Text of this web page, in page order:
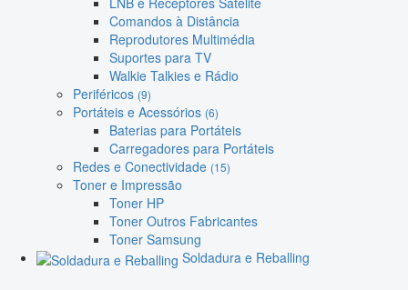
Comandos à Distância
Reprodutores Multimédia
Suportes para TV
Walkie Talkies e Rádio
Periféricos (9)
Portáteis e Acessórios (6)
Baterias para Portáteis
Carregadores para Portáteis
Redes e Conectividade (15)
Toner e Impressão
Toner HP
Toner Outros Fabricantes
Toner Samsung
Soldadura e Reballing